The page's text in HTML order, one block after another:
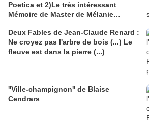
Poetica et 2)Le très intéressant
Mémoire de Master de Mélanie
Fleurs du Mal''; 3) Une carte des
Enfers trouvée sur bing
Deux Fables de Jean-Claude Renard :
Ne croyez pas l'arbre de bois (...) Le
fleuve est dans la pierre (...)
''Ville-champignon'' de Blaise
Cendrars